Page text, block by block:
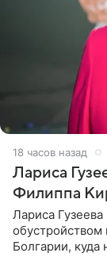
18 часов назад
Лариса
Филиппа
Лариса
Болгарии, куда